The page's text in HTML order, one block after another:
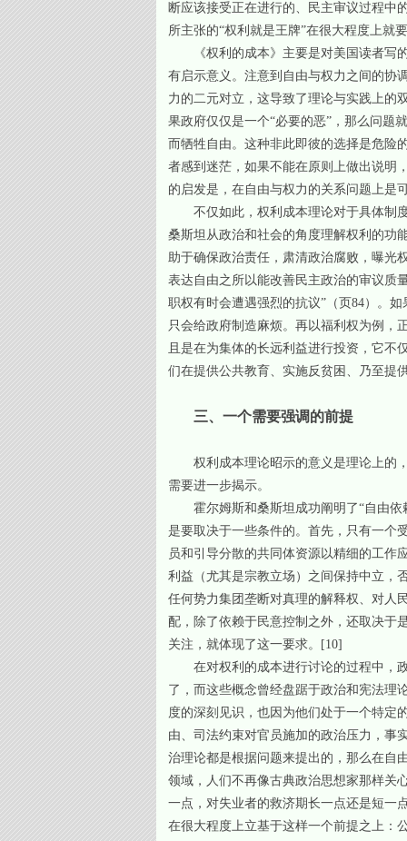
断应该接受正在进行的、民主审议过程中
所主张的“权利就是王牌”在很大程度上就
《权利的成本》主要是对美国读者
有启示意义。注意到自由与权力之间的协
力的二元对立，这导致了理论与实践上的
果政府仅仅是一个“必要的恶”，那么问题
而牺牲自由。这种非此即彼的选择是危险
者感到迷茫，如果不能在原则上做出说明
的启发是，在自由与权力的关系问题上是
不仅如此，权利成本理论对于具体制
桑斯坦从政治和社会的角度理解权利的功
助于确保政治责任，肃清政治腐败，曝光
表达自由之所以能改善民主政治的审议质
职权有时会遭遇强烈的抗议”（页84）。
只会给政府制造麻烦。再以福利权为例，
且是在为集体的长远利益进行投资，它
们在提供公共教育、实施反贫困、乃至提
三、一个需要强调的前提
权利成本理论昭示的意义是理论上的
需要进一步揭示。
霍尔姆斯和桑斯坦成功阐明了“自由
是要取决于一些条件的。首先，只有一个
员和引导分散的共同体资源以精细的工作
利益（尤其是宗教立场）之间保持中立，
任何势力集团垄断对真理的解释权、对人
配，除了依赖于民意控制之外，还取决于
关注，就体现了这一要求。
[10]
在对权利的成本进行讨论的过程中，
了，而这些概念曾经盘踞于政治和宪法理
度的深刻见识，也因为他们处于一个特定
由、司法约束对官员施加的政治压力，事
治理论都是根据问题来提出的，那么在自
领域，人们不再像古典政治思想家那样关
一点，对失业者的救济期长一点还是短一
在很大程度上立基于这样一个前提之上：